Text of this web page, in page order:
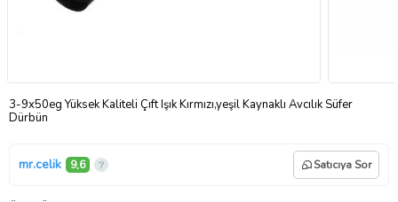
3-9x50eg Yüksek Kaliteli Çıft Işık Kırmızı,yeşil Kaynaklı Avcılık Süfer
Dürbün
mr.celik 9,6 Satıcıya Sor